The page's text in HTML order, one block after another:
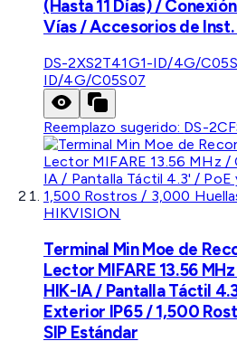
(Hasta 11 Días) /
Vías / Accesorios de
DS-2XS2T41G1-ID/4G/
ID/4G/C05S07
Reemplazo sugerido: DS-
HIKVISION
Terminal Min Moe de
Lector MIFARE 13.56
HIK-IA / Pantalla Táctil
Exterior IP65 / 1,500
SIP Estándar